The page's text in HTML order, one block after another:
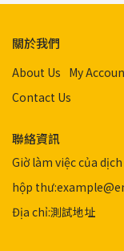
關於我們
About Us My
Contact Us
聯絡資訊
Giờ làm việc của
hộp
Địa chỉ:測試地址